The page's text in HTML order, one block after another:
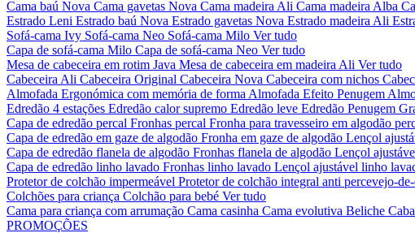
Cama baú Nova Cama gavetas Nova Cama madeira Ali Cama madeira Alba
Estrado Leni Estrado baú Nova Estrado gavetas Nova Estrado madeira Ali
Sofá-cama Ivy Sofá-cama Neo Sofá-cama Milo Ver tudo
Capa de sofá-cama Milo Capa de sofá-cama Neo Ver tudo
Mesa de cabeceira em rotim Java Mesa de cabeceira em madeira Ali Ver tudo
Cabeceira Ali Cabeceira Original Cabeceira Nova Cabeceira com nichos
Almofada Ergonómica com memória de forma Almofada Efeito Penugem
Edredão 4 estações Edredão calor supremo Edredão leve Edredão Penugem
Capa de edredão percal Fronhas percal Fronha para travesseiro em algodão
Capa de edredão em gaze de algodão Fronha em gaze de algodão Lençol
Capa de edredão flanela de algodão Fronhas flanela de algodão Lençol
Capa de edredão linho lavado Fronhas linho lavado Lençol ajustável linho
Protetor de colchão impermeável Protetor de colchão integral anti percevejo-de-
Colchões para criança Colchão para bebé Ver tudo
Cama para criança com arrumação Cama casinha Cama evolutiva Beliche
PROMOÇÕES